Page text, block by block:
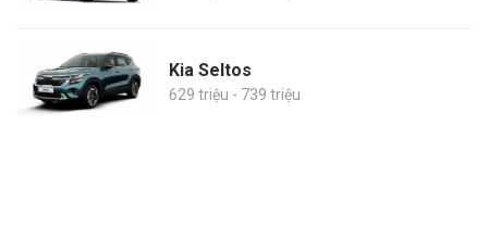
Kia Seltos
629 triệu - 739 triệu